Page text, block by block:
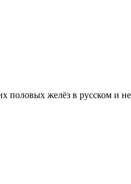
половых желёз в русском и